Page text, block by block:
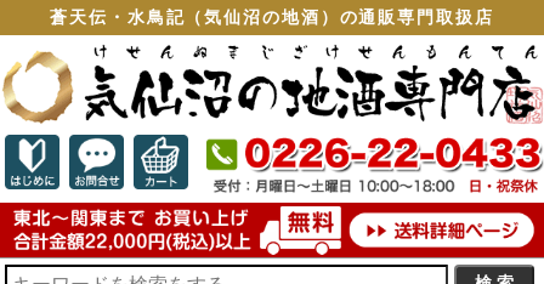
蒼天伝・水鳥記（気仙沼の地酒）の通販専門取扱店